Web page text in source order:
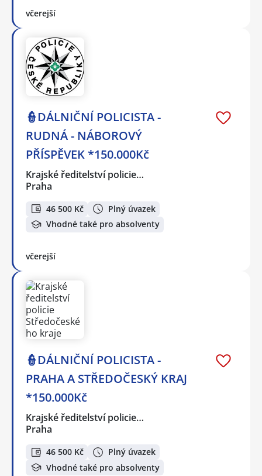
včerejší
👮DÁLNIČNÍ POLICISTA -
RUDNÁ - NÁBOROVÝ
PŘÍSPĚVEK *150.000Kč
Krajské ředitelství policie…
Praha
46 500 Kč
Plný úvazek
Vhodné také pro absolventy
včerejší
👮DÁLNIČNÍ POLICISTA -
PRAHA A STŘEDOČESKÝ KRAJ
*150.000Kč
Krajské ředitelství policie…
Praha
46 500 Kč
Plný úvazek
Vhodné také pro absolventy